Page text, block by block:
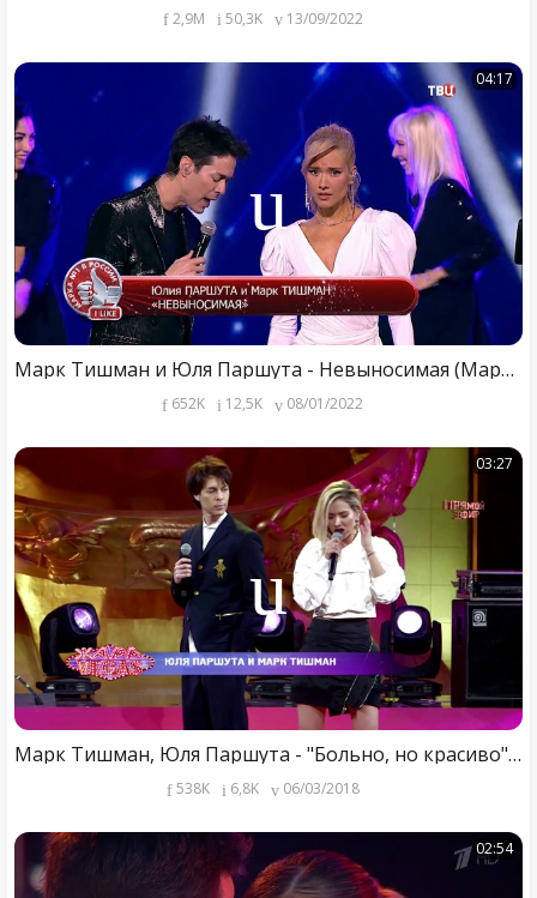
2,9M 50,3K 13/09/2022
04:17
Марк Тишман и Юля Паршута - Невыносимая (Марка №1 в России)
652K 12,5K 08/01/2022
03:27
Марк Тишман, Юля Паршута - "Больно, но красиво", Жара в Вегасе
538K 6,8K 06/03/2018
02:54